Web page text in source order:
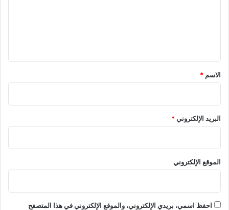
*
الاسم *
البريد الإلكتروني*
الموقع الإلكتروني
احفظ اسمي، بريدي الإلكتروني، والموقع الإلكتروني في هذا المتصفح